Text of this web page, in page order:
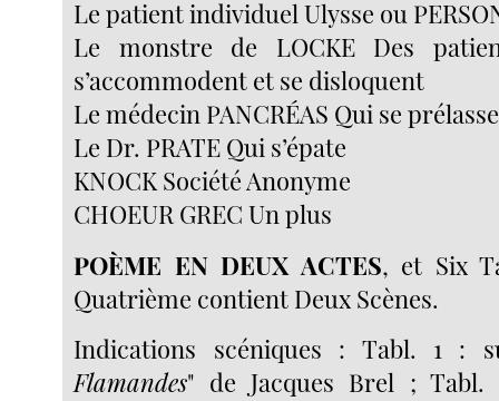
Le patient individuel Ulysse ou
Le monstre de LOCKE Des
s’accommodent et se disloquent
Le médecin PANCRÉAS Qui se prélasse
Le Dr. PRATE Qui s’épate
KNOCK Société Anonyme
CHOEUR GREC Un plus
POÈME EN DEUX ACTES, et Six
Quatrième contient Deux Scènes.
Indications scéniques : Tabl. 1 :
Flamandes" de Jacques Brel ;